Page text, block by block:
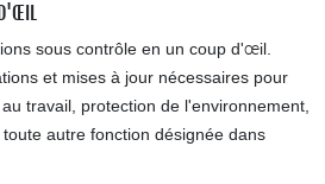
D'ŒIL
sous contrôle en un coup d'œil.
et mises à jour nécessaires pour
travail, protection de l'environnement,
autre fonction désignée dans